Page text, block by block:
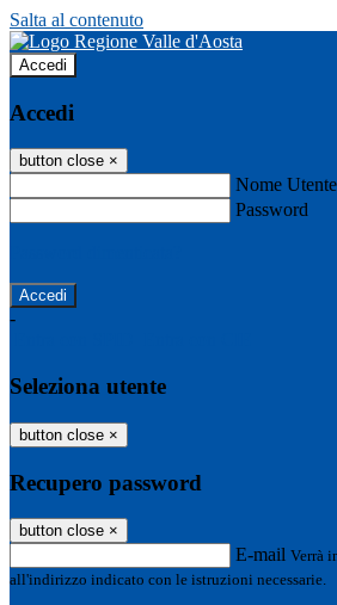
Salta al contenuto
Accedi
Accedi
button close ×
Nome Utente
Password
-
Seleziona utente
button close ×
Recupero password
button close ×
E-mail Verrà
all'indirizzo indicato con le istruzioni necessarie.